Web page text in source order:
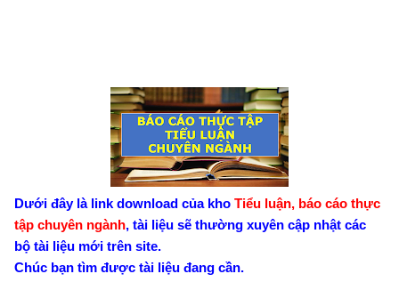
Dưới đây là link download của kho Tiểu luận, báo cáo thực
tập chuyên ngành, tài liệu sẽ thường xuyên cập nhật các
bộ tài liệu mới trên site.
Chúc bạn tìm được tài liệu đang cần.